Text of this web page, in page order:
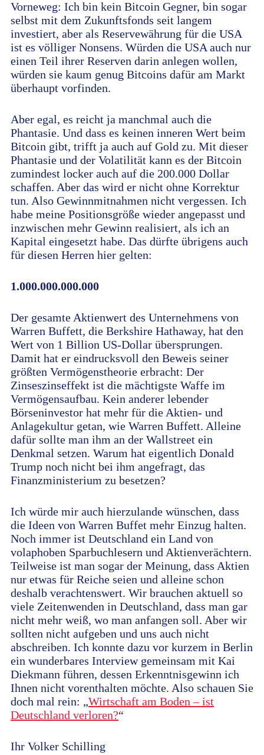
Vorneweg: Ich bin kein Bitcoin Gegner, bin sogar
selbst mit dem Zukunftsfonds seit langem
investiert, aber als Reservewährung für die USA
ist es völliger Nonsens. Würden die USA auch nur
einen Teil ihrer Reserven darin anlegen wollen,
würden sie kaum genug Bitcoins dafür am Markt
überhaupt vorfinden.
Aber egal, es reicht ja manchmal auch die
Phantasie. Und dass es keinen inneren Wert beim
Bitcoin gibt, trifft ja auch auf Gold zu. Mit dieser
Phantasie und der Volatilität kann es der Bitcoin
zumindest locker auch auf die 200.000 Dollar
schaffen. Aber das wird er nicht ohne Korrektur
tun. Also Gewinnmitnahmen nicht vergessen. Ich
habe meine Positionsgröße wieder angepasst und
inzwischen mehr Gewinn realisiert, als ich an
Kapital eingesetzt habe. Das dürfte übrigens auch
für diesen Herren hier gelten:
1.000.000.000.000
Der gesamte Aktienwert des Unternehmens von
Warren Buffett, die Berkshire Hathaway, hat den
Wert von 1 Billion US-Dollar übersprungen.
Damit hat er eindrucksvoll den Beweis seiner
größten Vermögenstheorie erbracht: Der
Zinseszinseffekt ist die mächtigste Waffe im
Vermögensaufbau. Kein anderer lebender
Börseninvestor hat mehr für die Aktien- und
Anlagekultur getan, wie Warren Buffett. Alleine
dafür sollte man ihm an der Wallstreet ein
Denkmal setzen. Warum hat eigentlich Donald
Trump noch nicht bei ihm angefragt, das
Finanzministerium zu besetzen?
Ich würde mir auch hierzulande wünschen, dass
die Ideen von Warren Buffet mehr Einzug halten.
Noch immer ist Deutschland ein Land von
volaphoben Sparbuchlesern und Aktienverächtern.
Teilweise ist man sogar der Meinung, dass Aktien
nur etwas für Reiche seien und alleine schon
deshalb verachtenswert. Wir brauchen aktuell so
viele Zeitenwenden in Deutschland, dass man gar
nicht mehr weiß, wo man anfangen soll. Aber wir
sollten nicht aufgeben und uns auch nicht
abschreiben. Ich konnte dazu vor kurzem in Berlin
ein wunderbares Interview gemeinsam mit Kai
Diekmann führen, dessen Erkenntnisgewinn ich
Ihnen nicht vorenthalten möchte. Also schauen Sie
doch mal rein: „Wirtschaft am Boden – ist
Deutschland verloren?“
Ihr Volker Schilling